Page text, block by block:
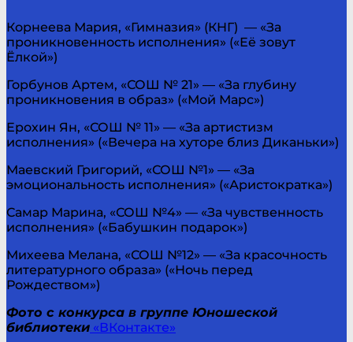
Корнеева Мария, «Гимназия» (КНГ) — «За
проникновенность исполнения» («Её зовут
Ёлкой»)
Горбунов Артем, «СОШ № 21» — «За глубину
проникновения в образ» («Мой Марс»)
Ерохин Ян, «СОШ № 11» — «За артистизм
исполнения» («Вечера на хуторе близ Диканьки»)
Маевский Григорий, «СОШ №1» — «За
эмоциональность исполнения» («Аристократка»)
Самар Марина, «СОШ №4» — «За чувственность
исполнения» («Бабушкин подарок»)
Михеева Мелана, «СОШ №12» — «За красочность
литературного образа» («Ночь перед
Рождеством»)
Фото с конкурса в группе Юношеской
библиотеки «ВКонтакте»